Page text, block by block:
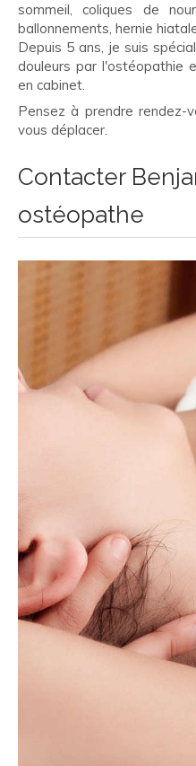
sommeil, coliques de
ballonnements, hernie
Depuis 5 ans, je suis
douleurs par l'ostéopathie
en cabinet.
Pensez à prendre rendez-
vous déplacer.
Contacter
ostéopathe